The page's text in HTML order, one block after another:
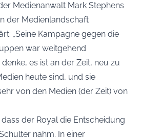
Medienanwalt Mark Stephens
der Medienlandschaft
„Seine Kampagne gegen die
war weitgehend
es ist an der Zeit, neu zu
heute sind, und sie
von den Medien (der Zeit) von
der Royal die Entscheidung
nahm. In einer